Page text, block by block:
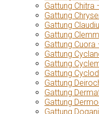
Gattung Chitra
Gattung
Gattung
Gattung
Gattung
Gattung
Gattung
Gattung
Gattung
Gattung
Gattung
Gattung